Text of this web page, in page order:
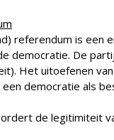
referendum is een
democratie. De
Het uitoefenen
democratie als
de legitimiteit